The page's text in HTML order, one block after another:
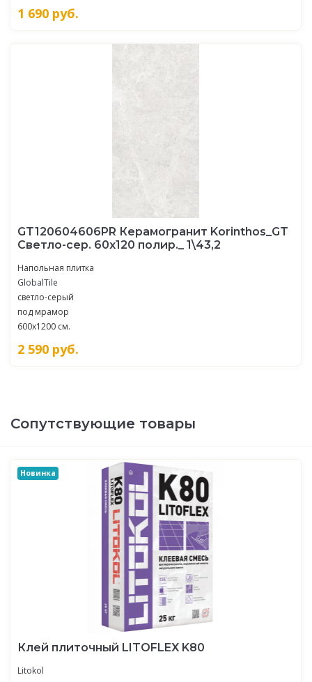
1 690 руб.
GT120604606PR Керамогранит Korinthos_GT
Светло-сер. 60x120 полир._ 1\43,2
Напольная плитка
GlobalTile
светло-серый
под мрамор
600x1200 см.
2 590 руб.
Сопутствующие товары
Новинка
Клей плиточный LITOFLEX K80
Litokol